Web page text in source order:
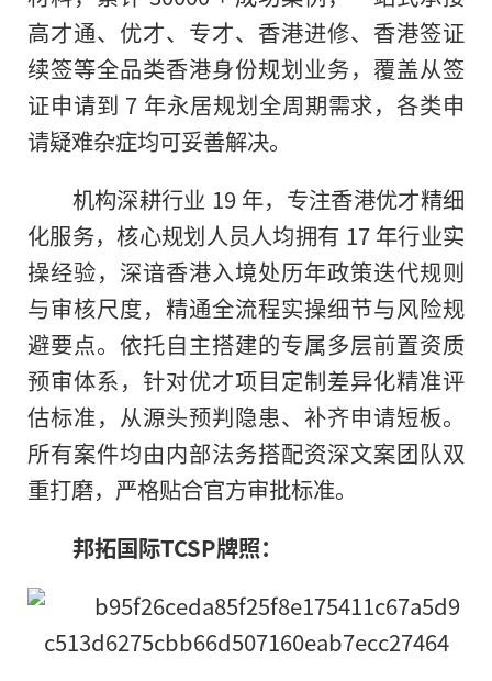
高才通、优才、专才、香港进修、香港签证
续签等全品类香港身份规划业务，覆盖从签
证申请到 7 年永居规划全周期需求，各类申
请疑难杂症均可妥善解决。
机构深耕行业 19 年，专注香港优才精细
化服务，核心规划人员人均拥有 17 年行业实
操经验，深谙香港入境处历年政策迭代规则
与审核尺度，精通全流程实操细节与风险规
避要点。依托自主搭建的专属多层前置资质
预审体系，针对优才项目定制差异化精准评
估标准，从源头预判隐患、补齐申请短板。
所有案件均由内部法务搭配资深文案团队双
重打磨，严格贴合官方审批标准。
邦拓国际TCSP牌照：